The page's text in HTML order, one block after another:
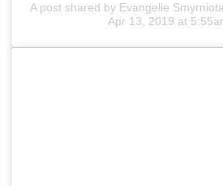
A post shared by Evangelie
Apr 13, 2019 at